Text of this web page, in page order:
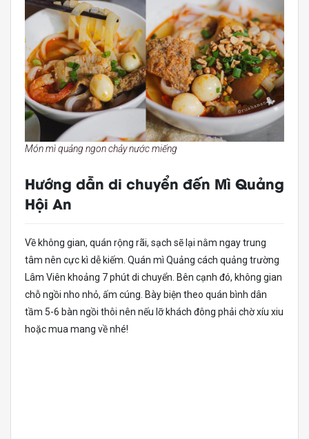
Món mì quảng ngon chảy nước miếng
Hướng dẫn di chuyển đến Mì Quảng
Hội An
Về không gian, quán rộng rãi, sạch sẽ lại nằm ngay trung
tâm nên cực kì dễ kiếm. Quán mì Quảng cách quảng trường
Lâm Viên khoảng 7 phút di chuyển. Bên cạnh đó, không gian
chỗ ngồi nho nhỏ, ấm cúng. Bày biện theo quán bình dân
tầm 5-6 bàn ngồi thôi nên nếu lỡ khách đông phải chờ xíu xiu
hoặc mua mang về nhé!